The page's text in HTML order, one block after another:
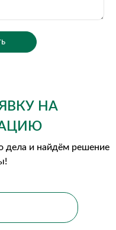
НА
дела и найдём решение